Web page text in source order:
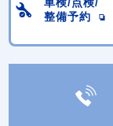
整備予約